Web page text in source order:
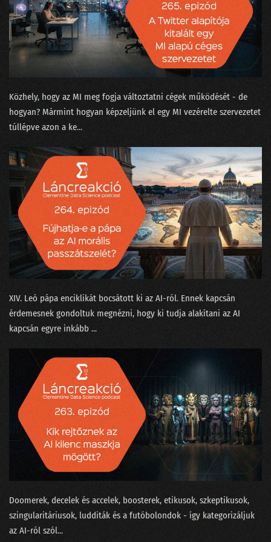
208 - Covid-számok, Harari és a ChatGPT
207 - Kit ver át az emberszabású ChatGPT?
206 - Sam Altmannak izgalmas az élete
204 - A hallucináció nem hallucinogén!
203 - A popzene már régen AI alapú?
202 - A fogkrém buktatja le a csapatösszevonást?
201 - Pillanatfelvétel az ChatGPT nevű csatatérről
200 - Az elmúlt kétszáz adás legnagyobb megfejtései egy helyen!
199 - Baráti szárnyasokkal Kína ellen avagy harci repülés az AI korában
198 - A DeepSeek az új ChatGPT?
194 - Miért nem innováció a zoknigyűjtő robotporszívó?
193 - 2025: Csókolom, AGI van? Lesz!
192 - 2024 a meglódulás és kijózanodás éve
191 - Az újgenerációs adattudós
190 - Prospero, Shakespeare és a longtail modell
Közhely, hogy az MI meg fogja változtatni cégek működését - de
hogyan? Mármint hogyan képzeljünk el egy MI vezérelte szervezetet
túllépve azon a ke...
XIV. Leó pápa enciklikát bocsátott ki⁠⁠ az AI-ról. Ennek kapcsán
érdemesnek gondoltuk megnézni, hogy ki tudja alakítani az AI
kapcsán egyre inkább ...
Doomerek, decelek és accelek, boosterek, etikusok, szkeptikusok,
szingularitáriusok, ludditák és a futóbolondok - így kategorizáljuk
az AI-ról szól...